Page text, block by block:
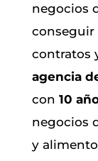
negocios
conseguir
contratos
agencia
con 10
negocios
y